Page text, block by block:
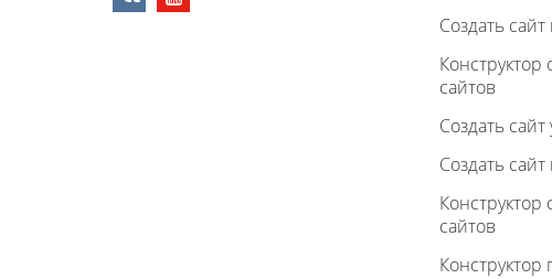
Создать
сайтов
Создать сайт
Создать
Конструктор
сайтов
Конструктор